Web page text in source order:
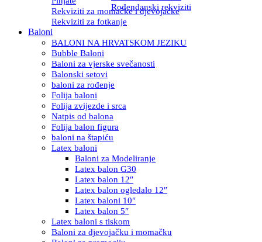
Rekviziti za momačke i djevojačke
Rođendanski rekviziti
Rekviziti za fotkanje
Baloni
BALONI NA HRVATSKOM JEZIKU
Bubble Baloni
Baloni za vjerske svečanosti
Balonski setovi
baloni za rođenje
Folija baloni
Folija zvijezde i srca
Natpis od balona
Folija balon figura
baloni na štapiću
Latex baloni
Baloni za Modeliranje
Latex balon G30
Latex balon 12″
Latex balon ogledalo 12″
Latex baloni 10″
Latex balon 5″
Latex baloni s tiskom
Baloni za djevojačku i momačku